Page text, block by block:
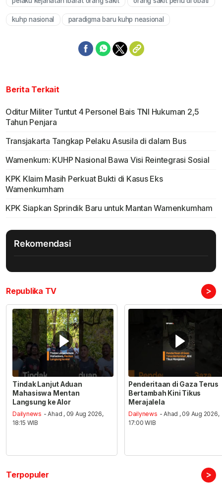
kuhp nasional paradigma baru kuhp neasional
Berita Terkait
Oditur Militer Tuntut 4 Personel Bais TNI Hukuman 2,5
Tahun Penjara
Transjakarta Tangkap Pelaku Asusila di dalam Bus
Wamenkum: KUHP Nasional Bawa Visi Reintegrasi Sosial
KPK Klaim Masih Perkuat Bukti di Kasus Eks
Wamenkumham
KPK Siapkan Sprindik Baru untuk Mantan Wamenkumham
Rekomendasi
Republika TV >
Tindak Lanjut Aduan
Mahasiswa Mentan
Langsung ke Alor
Dailynews - Ahad , 09 Aug 2026,
18:15 WIB
Penderitaan di Gaza Terus
Bertambah Kini Tikus
Merajalela
Dailynews - Ahad , 09 Aug 2026,
17:00 WIB
Terpopuler >